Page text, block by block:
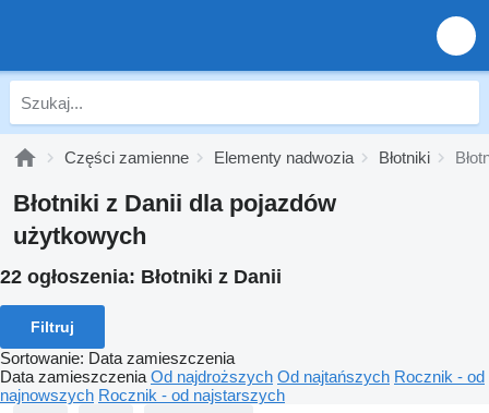
Części zamienne Elementy nadwozia Błotniki
Błotniki z Danii dla pojazdów
użytkowych
22 ogłoszenia: Błotniki z Danii
Filtruj
Sortowanie: Data zamieszczenia
Data zamieszczenia Od najdroższych Od najtańszych Rocznik - od
najnowszych Rocznik - od najstarszych